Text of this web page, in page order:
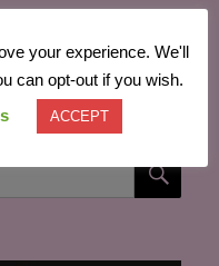
your experience. We'll
can opt-out if you wish.
ACCEPT